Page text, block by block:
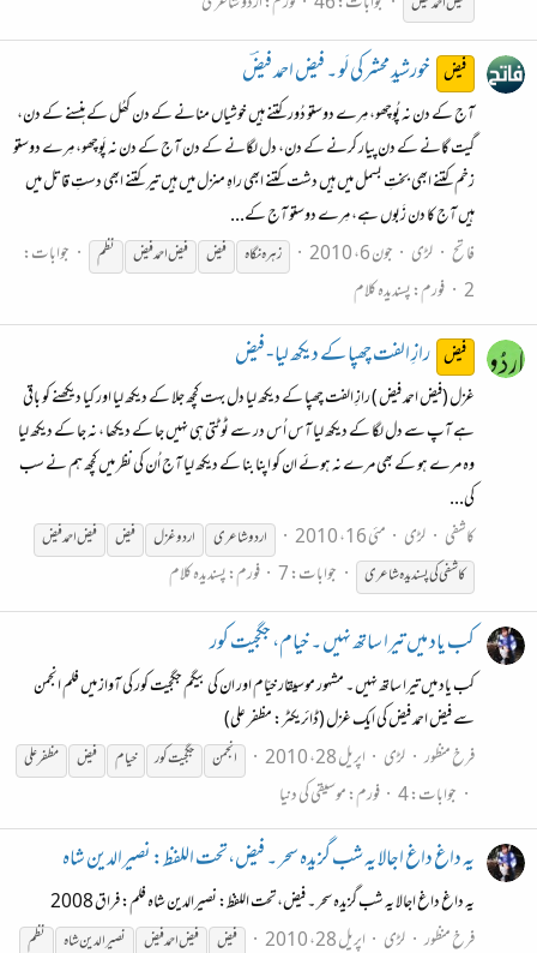
فیض خورشیدِ محشر کی لَو ۔ فیض احمد فیضؔ
آج کے دن نہ پُوچھو، مِرے دوستو دُور کتنے ہیں خوشیاں منانے کے دن کھُل کے ہنسنے کے دن،
گیت گانے کے دن پیار کرنے کے دن، دل لگانے کے دن آج کے دن نہ پَوچھو، مِرے دوستو
زخم کتنے ابھی بختِ بسمل میں ہیں دشت کتنے ابھی راہِ منزل میں ہیں تیر کتنے ابھی دستِ قاتل میں
ہیں آج کا دن زَبوں ہے، مِرے دوستو آج کے...
فاتح لڑی جون 6، 2010 زہرہ نگاہ فیض فیضاحمدفیض نظم
جوابات:
2 فورم:پسندیدہ کلام
فیض رازِ الفت چھپا کے دیکھ لیا - فیض
غزل (فیض احمد فیض ) رازِ الفت چھپا کے دیکھ لیا دل بہت کچھ جلا کے دیکھ لیا اور کیا دیکھنے کو باقی
ہے آپ سے دل لگا کے دیکھ لیا آس اُس در سے ٹوٹتی ہی نہیں جا کے دیکھا ، نہ جا کے دیکھ لیا
وہ مرے ہو کے بھی مرے نہ ہوئے ان کو اپنا بنا کے دیکھ لیا آج اُن کی نظر میں کچھ ہم نے سب
کی...
کاشفی
لڑی مئی 16، 2010 اردو شاعری اردو غزل فیض فیضاحمدفیض
کاشفی کی پسندیدہ شاعری
جوابات: 7 فورم:پسندیدہ کلام
کب یاد میں تیرا ساتھ نہیں ۔ خیام، جگجیت کور
کب یاد میں تیرا ساتھ نہیں ۔ مشہور موسیقار خیّام اور ان کی بیگم جگجیت کور کی آواز میں فلم انجمن
سے فیض احمد فیض کی ایک غزل (ڈائریکٹر: مظفر علی)
فرخ منظور لڑی اپریل 28، 2010 انجمن جگجیت کور خیام فیض مظفر علی
جوابات: 4 فورم:موسیقی کی دنیا
یہ داغ داغ اجالا یہ شب گزیدہ سحر ۔ فیض،تحت اللفظ: نصیرالدین شاہ
یہ داغ داغ اجالا یہ شب گزیدہ سحر ۔ فیض،تحت اللفظ: نصیرالدین شاہ فلم: فراق 2008
فرخ منظور لڑی اپریل 28، 2010 فیض فیضاحمدفیض نصیر الدین شاہ نظم